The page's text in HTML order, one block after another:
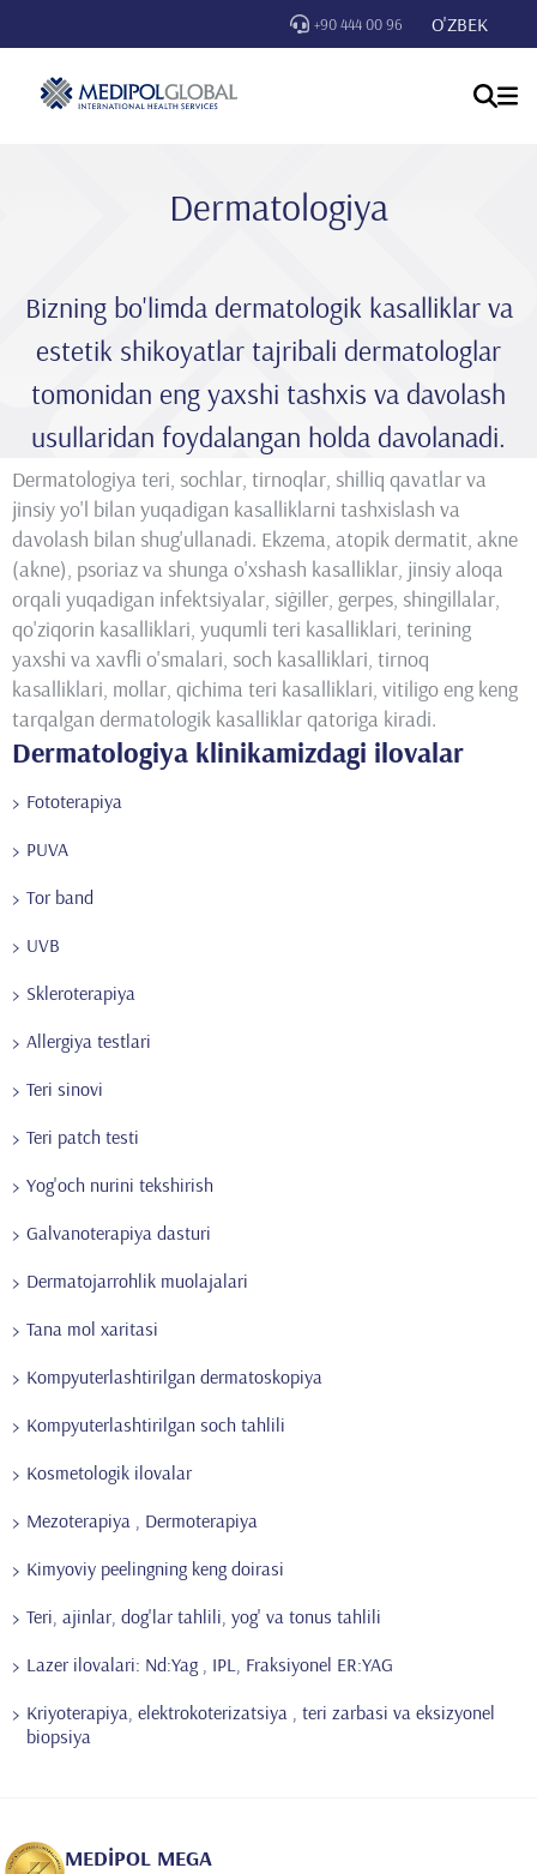
+90 444 00 96 O'ZBEK
Dermatologiya
Bizning bo'limda dermatologik kasalliklar va
estetik shikoyatlar tajribali dermatologlar
tomonidan eng yaxshi tashxis va davolash
usullaridan foydalangan holda davolanadi.
Dermatologiya teri, sochlar, tirnoqlar, shilliq qavatlar va
jinsiy yo'l bilan yuqadigan kasalliklarni tashxislash va
davolash bilan shug'ullanadi. Ekzema, atopik dermatit, akne
(akne), psoriaz va shunga o'xshash kasalliklar, jinsiy aloqa
orqali yuqadigan infektsiyalar, siğiller, gerpes, shingillalar,
qo'ziqorin kasalliklari, yuqumli teri kasalliklari, terining
yaxshi va xavfli o'smalari, soch kasalliklari, tirnoq
kasalliklari, mollar, qichima teri kasalliklari, vitiligo eng keng
tarqalgan dermatologik kasalliklar qatoriga kiradi.
Dermatologiya klinikamizdagi ilovalar
Fototerapiya
PUVA
Tor band
UVB
Skleroterapiya
Allergiya testlari
Teri sinovi
Teri patch testi
Yog'och nurini tekshirish
Galvanoterapiya dasturi
Dermatojarrohlik muolajalari
Tana mol xaritasi
Kompyuterlashtirilgan dermatoskopiya
Kompyuterlashtirilgan soch tahlili
Kosmetologik ilovalar
Mezoterapiya , Dermoterapiya
Kimyoviy peelingning keng doirasi
Teri, ajinlar, dog'lar tahlili, yog' va tonus tahlili
Lazer ilovalari: Nd:Yag , IPL, Fraksiyonel ER:YAG
Kriyoterapiya, elektrokoterizatsiya , teri zarbasi va eksizyonel
biopsiya
MEDİPOL MEGA